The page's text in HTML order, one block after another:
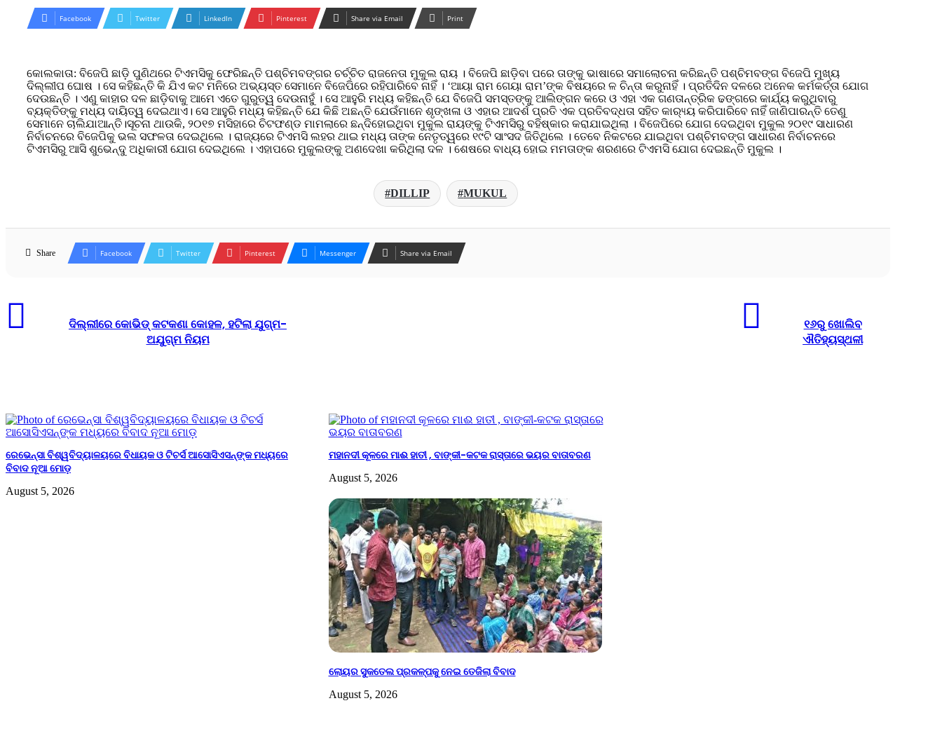
Facebook Twitter LinkedIn Pinterest Share via Email Print
କୋଲକାତା: ବିଜେପି ଛାଡ଼ି ପୁଣିଥରେ ଟିଏମସିକୁ ଫେରିଛନ୍ତି ପଶ୍ଚିମବଙ୍ଗର ଚର୍ଚ୍ଚିତ ରାଜନେତା ମୁକୁଲ ରାୟ । ବିଜେପି ଛାଡ଼ିବା ପରେ ତାଙ୍କୁ ଭାଷାରେ ସମାଲୋଚନା କରିଛନ୍ତି ପଶ୍ଚିମବଙ୍ଗ ବିଜେପି ମୁଖ୍ୟ
ଦିଲ୍ଲୀପ ଘୋଷ । ସେ କହିଛନ୍ତି କି ଯିଏ କଟ ମନିରେ ଅଭ୍ୟସ୍ତ ସେମାନେ ବିଜେପିରେ ରହିପାରିବେ ନାହିଁ । ‘ଆୟା ରାମ ଗେୟା ରାମ’ଙ୍କ ବିଷୟରେ ଳ ଚିନ୍ତା କରୁନାହିଁ । ପ୍ରତିଦିନ ଦଳରେ ଅନେକ କର୍ମକର୍ତ୍ତା ଯୋଗ
ଦେଉଛନ୍ତି । ଏଣୁ କାହାର ଦଳ ଛାଡ଼ିବାକୁ ଆମେ ଏତେ ଗୁରୁତ୍ୱ ଦେଉନାହୁଁ । ସେ ଆହୁରି ମଧ୍ୟ କହିଛନ୍ତି ଯେ ବିଜେପି ସମସ୍ତଙ୍କୁ ଆଲିଙ୍ଗନ କରେ ଓ ଏହା ଏକ ଗଣତାନ୍ତ୍ରିକ ଢଙ୍ଗରେ କାର୍ଯ୍ୟ କରୁଥିବାରୁ
ବ୍ୟକ୍ତିଙ୍କୁ ମଧ୍ୟ ଦାୟିତ୍ୱ ଦେଇଥାଏ। ସେ ଆହୁରି ମଧ୍ୟ କହିଛନ୍ତି ଯେ କିଛି ଅଛନ୍ତି ଯେଉଁମାନେ ଶୃଙ୍ଖଳା ଓ ଏହାର ଆଦର୍ଶ ପ୍ରତି ଏକ ପ୍ରତିବଦ୍ଧତା ସହିତ କାର‌୍ୟ୍ୟ କରିପାରିବେ ନାହିଁ ଜାଣିପାରନ୍ତି ତେଣୁ
ସେମାନେ ଚାଲିଯାଆନ୍ତି।ସୂଚନା ଥାଉକି, ୨୦୧୭ ମସିହାରେ ଚିଟଫଣ୍ଡ ମାମଲାରେ ଛନ୍ଦିହୋଇଥିବା ମୁକୁଲ ରାୟଙ୍କୁ ଟିଏମସିରୁ ବହିଷ୍କାର କରାଯାଇଥିଲା । ବିଜେପିରେ ଯୋଗ ଦେଇଥିବା ମୁକୁଲ ୨୦୧୯ ସାଧାରଣ
ନିର୍ବାଚନରେ ବିଜେପିକୁ ଭଲ ସଫଳତା ଦେଇଥିଲେ । ରାଜ୍ୟରେ ଟିଏମସି ଲହର ଥାଇ ମଧ୍ୟ ତାଙ୍କ ନେତୃତ୍ୱରେ ୧୯ଟି ସାଂସଦ ଜିତିଥିଲେ । ତେବେ ନିକଟରେ ଯାଇଥିବା ପଶ୍ଚିମବଙ୍ଗ ସାଧାରଣ ନିର୍ବାଚନରେ
ଟିଏମସିରୁ ଆସି ଶୁଭେନ୍ଦୁ ଅଧିକାରୀ ଯୋଗ ଦେଇଥିଲେ । ଏହାପରେ ମୁକୁଲଙ୍କୁ ଅଣଦେଖା କରିଥିଲା ଦଳ । ଶେଷରେ ବାଧ୍ୟ ହୋଇ ମମତାଙ୍କ ଶରଣରେ ଟିଏମସି ଯୋଗ ଦେଇଛନ୍ତି ମୁକୁଲ ।
DILLIP MUKUL
Share Facebook Twitter Pinterest Messenger Share via Email
ଦିଲ୍ଲୀରେ କୋଭିଡ୍ କଟକଣା କୋହଳ, ହଟିଲା ଯୁଗ୍ମ-
ଅଯୁଗ୍ମ ନିୟମ
୧୬ରୁ ଖୋଲିବ
ଐତିହ୍ୟସ୍ଥଳୀ
ରେଭେନ୍ସା ବିଶ୍ୱବିଦ୍ୟାଳୟରେ ବିଧାୟକ ଓ ଟିଚର୍ସ ଆସୋସିଏସନ୍‌ଙ୍କ ମଧ୍ୟରେ
ବିବାଦ ନୂଆ ମୋଡ଼
August 5, 2026
ମହାନଦୀ କୂଳରେ ମାଈ ହାତୀ , ବାଙ୍କୀ-କଟକ ରାସ୍ତାରେ ଭୟର ବାତାବରଣ
August 5, 2026
ଲୋୟର ସୁକତେଲ ପ୍ରକଳ୍ପକୁ ନେଇ ତେଜିଲା ବିବାଦ
August 5, 2026